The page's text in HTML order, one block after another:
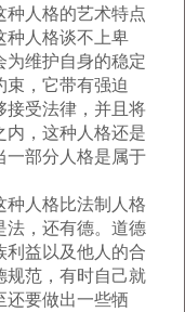
人格的艺术特点
种人格谈不上卑
为维护自身的稳定
束，它带有强迫
接受法律，并且将
内，这种人格还是
一部分人格是属于
人格比法制人格
法，还有德。道德
利益以及他人的合
规范，有时自己就
还要做出一些牺